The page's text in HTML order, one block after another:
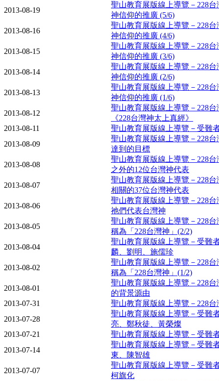
2013-08-19
聖山教育展版線上導覽－228
神信仰的推廣 (5/6)
2013-08-16
聖山教育展版線上導覽－228
神信仰的推廣 (4/6)
2013-08-15
聖山教育展版線上導覽－228
神信仰的推廣 (3/6)
2013-08-14
聖山教育展版線上導覽－228
神信仰的推廣 (2/6)
2013-08-13
聖山教育展版線上導覽－228
神信仰的推廣 (1/6)
2013-08-12
聖山教育展版線上導覽－228
《228台灣神太上真經》
2013-08-11
聖山教育展版線上導覽－受難
2013-08-09
聖山教育展版線上導覽－228
達到的目標
2013-08-08
聖山教育展版線上導覽－228台
之外的12位台灣神代表
2013-08-07
聖山教育展版線上導覽－228台
相關的37位台灣神代表
2013-08-06
聖山教育展版線上導覽－228
祂們代表台灣神
2013-08-05
聖山教育展版線上導覽－228
稱為「228台灣神」(2/2)
2013-08-04
聖山教育展版線上導覽－受難
麟、劉明、施儒珍
2013-08-02
聖山教育展版線上導覽－228
稱為「228台灣神」(1/2)
2013-08-01
聖山教育展版線上導覽－228
的背景源由
2013-07-31
聖山教育展版線上導覽－228
2013-07-28
聖山教育展版線上導覽－受難
亮、鄭秋徒、黃榮燦
2013-07-21
聖山教育展版線上導覽－受難
2013-07-14
聖山教育展版線上導覽－受難
東、陳智雄
2013-07-07
聖山教育展版線上導覽－受難
柯旗化